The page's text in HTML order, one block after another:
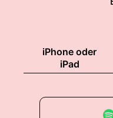
wie es dahin
00:02:35: und im
iPhone oder
iPad